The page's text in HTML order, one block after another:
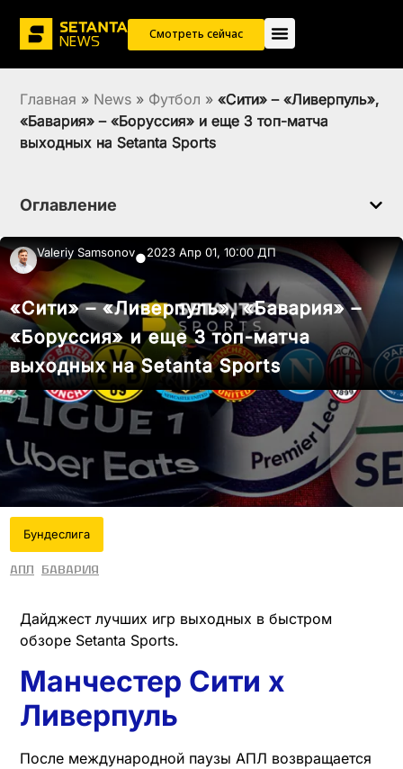
Смотреть сейчас
Главная » News » Футбол » «Сити» – «Ливерпуль»,
«Бавария» – «Боруссия» и еще 3 топ-матча
выходных на Setanta Sports
Оглавление
Valeriy Samsonov●2023 Апр 01, 10:00 ДП
«Сити» – «Ливерпуль», «Бавария» –
«Боруссия» и еще 3 топ-матча
выходных на Setanta Sports
Бундеслига
АПЛ Бавария
Дайджест лучших игр выходных в быстром
обзоре Setanta Sports.
Манчестер Сити х
Ливерпуль
После международной паузы АПЛ возвращается